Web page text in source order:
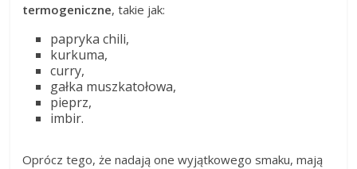
termogeniczne, takie jak:
papryka chili,
kurkuma,
curry,
gałka muszkatołowa,
pieprz,
imbir.
Oprócz tego, że nadają one wyjątkowego smaku, mają